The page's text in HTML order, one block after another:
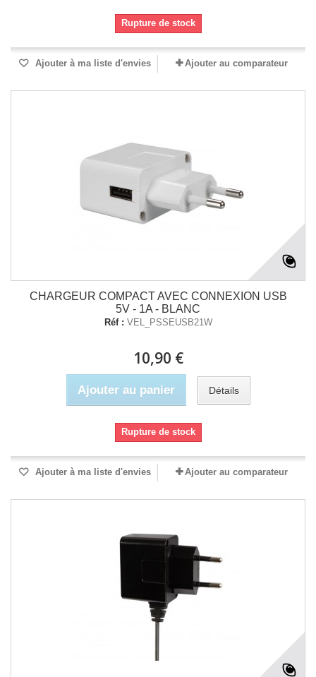
Rupture de stock
Ajouter à ma liste d'envies Ajouter au comparateur
CHARGEUR COMPACT AVEC CONNEXION USB
5V - 1A - BLANC
Réf : VEL_PSSEUSB21W
10,90 €
Ajouter au panier Détails
Rupture de stock
Ajouter à ma liste d'envies Ajouter au comparateur